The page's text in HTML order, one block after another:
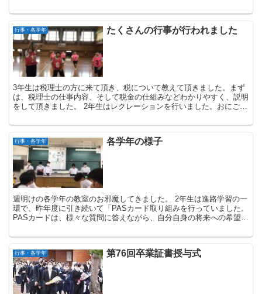
行事・各学年 たくさんの行事が行われました
3年生は税理士の方に来て頂き、税について教えて頂きました。まず
は、税理士の仕事内容、そして税金の仕組みなどわかりやすく、説明
をして頂きました。 2年生はレクレーションを行いました。おにごっ
行事・各学年 各学年の様子
週明けの各学年の教室のお邪魔してきました。 2年生は進路学習の一
環で、昨年度に引き続いて「PASカード取り組みを行っていました。
PASカードは、様々な質問に答えながら、自分自身の将来への希望や
行事・各学年 第76回卒業証書授与式